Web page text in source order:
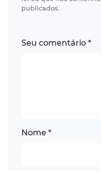
publicados.
Seu comentário *
Nome *